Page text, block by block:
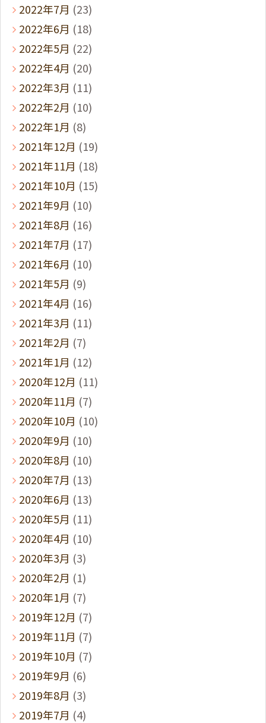
2022年7月 (23)
2022年6月 (18)
2022年5月 (22)
2022年4月 (20)
2022年3月 (11)
2022年2月 (10)
2022年1月 (8)
2021年12月 (19)
2021年11月 (18)
2021年10月 (15)
2021年9月 (10)
2021年8月 (16)
2021年7月 (17)
2021年6月 (10)
2021年5月 (9)
2021年4月 (16)
2021年3月 (11)
2021年2月 (7)
2021年1月 (12)
2020年12月 (11)
2020年11月 (7)
2020年10月 (10)
2020年9月 (10)
2020年8月 (10)
2020年7月 (13)
2020年6月 (13)
2020年5月 (11)
2020年4月 (10)
2020年3月 (3)
2020年2月 (1)
2020年1月 (7)
2019年12月 (7)
2019年11月 (7)
2019年10月 (7)
2019年9月 (6)
2019年8月 (3)
2019年7月 (4)